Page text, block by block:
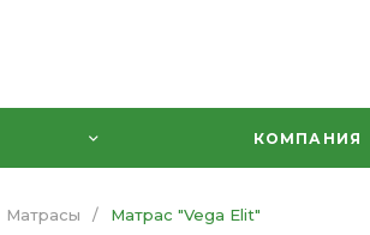
КОМПАНИЯ
Матрасы / Матрас "Vega Elit"